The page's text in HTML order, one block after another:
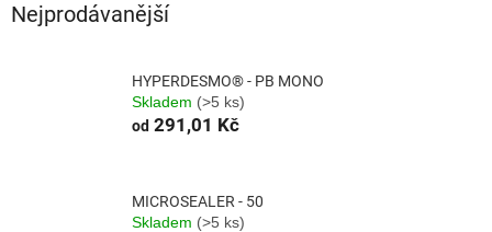
Nejprodávanější
HYPERDESMO® - PB MONO
Skladem (>5 ks)
od 291,01 Kč
MICROSEALER - 50
Skladem (>5 ks)